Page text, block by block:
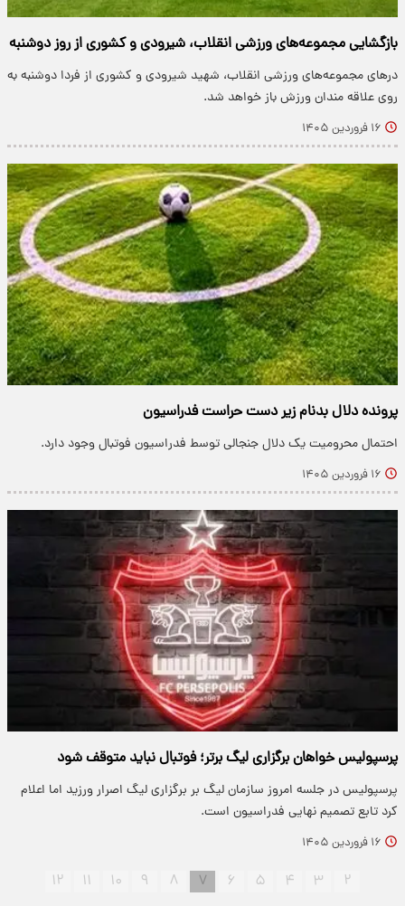
بازگشایی مجموعه‌های ورزشی انقلاب، شیرودی و کشوری از روز دوشنبه
درهای مجموعه‌های ورزشی انقلاب، شهید شیرودی و کشوری از فردا دوشنبه به
روی علاقه مندان ورزش باز خواهد شد.
۱۶ فروردین ۱۴۰۵
پرونده دلال بدنام زیر دست حراست فدراسیون
احتمال محرومیت یک دلال جنجالی توسط فدراسیون فوتبال وجود دارد.
۱۶ فروردین ۱۴۰۵
پرسپولیس خواهان برگزاری لیگ برتر؛ فوتبال نباید متوقف شود
پرسپولیس در جلسه امروز سازمان لیگ بر برگزاری لیگ اصرار ورزید اما اعلام
کرد تابع تصمیم نهایی فدراسیون است.
۱۶ فروردین ۱۴۰۵
۲ ۳ ۴ ۵ ۶ ۷ ۸ ۹ ۱۰ ۱۱ ۱۲